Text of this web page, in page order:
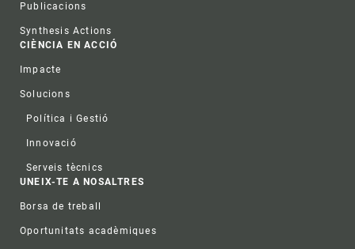
Publicacions
Synthesis Actions
CIÈNCIA EN ACCIÓ
Impacte
Solucions
Política i Gestió
Innovació
Serveis tècnics
UNEIX-TE A NOSALTRES
Borsa de treball
Oportunitats acadèmiques